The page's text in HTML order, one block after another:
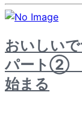
おいしい
パート②
始まる